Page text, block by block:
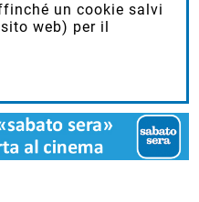
un cookie salvi
web) per il